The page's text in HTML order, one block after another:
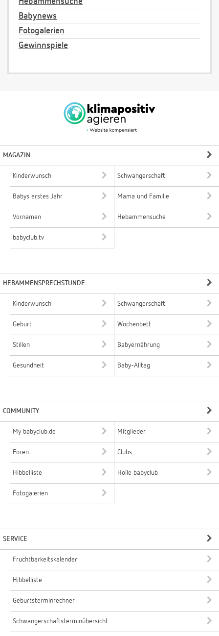
Babynews
Fotogalerien
Gewinnspiele
MAGAZIN
Kinderwunsch Schwangerschaft
Babys erstes Jahr Mama und Familie
Vornamen Hebammensuche
babyclub.tv
HEBAMMENSPRECHSTUNDE
Kinderwunsch Schwangerschaft
Geburt Wochenbett
Stillen Babyernährung
Gesundheit Baby-Alltag
COMMUNITY
My babyclub.de Mitglieder
Foren Clubs
Hibbelliste Holle babyclub
Fotogalerien
SERVICE
Fruchtbarkeitskalender
Hibbelliste
Geburtsterminrechner
Schwangerschaftsterminübersicht